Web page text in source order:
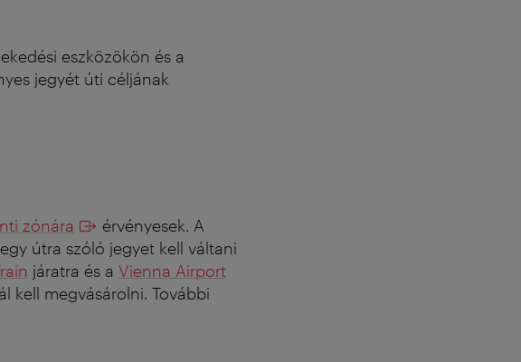
eszközökön és a
jegyét úti céljának
zónára
érvényesek. A
útra szóló jegyet kell váltani
járatra és a Vienna Airport
kell megvásárolni. További